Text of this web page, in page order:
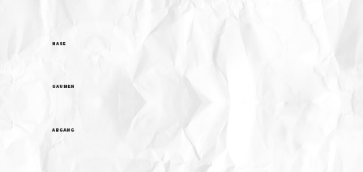
NASE
GAUMEN
ABGANG